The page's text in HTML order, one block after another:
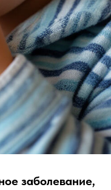
заболевание,